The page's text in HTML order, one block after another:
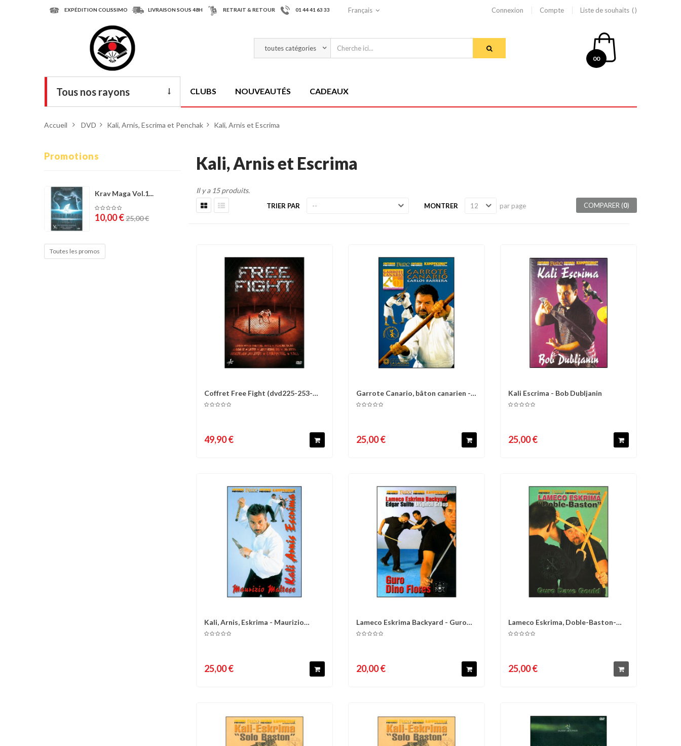
EXPÉDITION COLISSIMO LIVRAISON SOUS 48H RETRAIT & RETOUR 01 44 41 63 33 Français Connexion Compte Liste de souhaits
00
Tous nos rayons
Armes
Chaussures
Protections
Cible de frappe
Condition physique
CLUBS NOUVEAUTÉS CADEAUX
Accueil > DVD > Kali, Arnis, Escrima et Penchak > Kali, Arnis et Escrima
Promotions
Krav Maga Vol.1...
10,00 €25,00 €
Toutes les promos
Kali, Arnis et Escrima
Il y a 15 produits.
TRIER PAR MONTRER par page COMPARER (0)
Comparer Liste d'envies
Coffret Free Fight (dvd225-253-
263)
49,90 €
Comparer Liste d'envies
Garrote Canario, bâton canarien -
Carlos...
25,00 €
Comparer Liste d'envies
Kali Escrima - Bob Dubljanin
25,00 €
Comparer Liste d'envies
Kali, Arnis, Eskrima - Maurizio
Maltesse
25,00 €
Comparer Liste d'envies
Lameco Eskrima Backyard - Guro
dino Flores
20,00 €
Comparer Liste d'envies
Lameco Eskrima, Doble-Baston-
Guro Dava Gould
25,00 €